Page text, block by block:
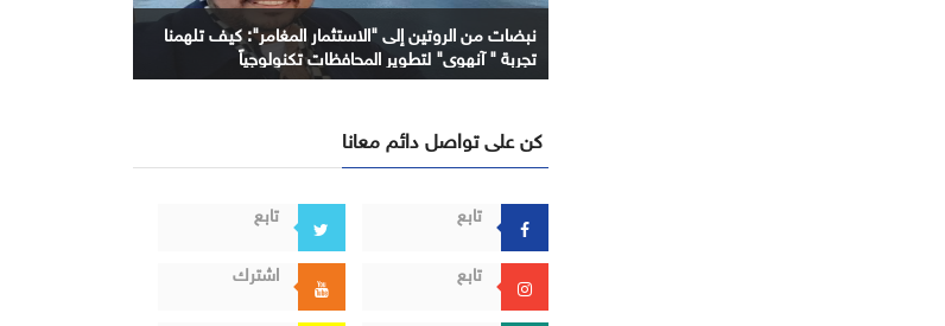
نبضات من الروتين إلى "الاستثمار المغامر": كيف تلهمنا
تجربة " آنهوي" لتطوير المحافظات تكنولوجياً
كن على تواصل دائم معانا
تابع
تابع
تابع
اشترك